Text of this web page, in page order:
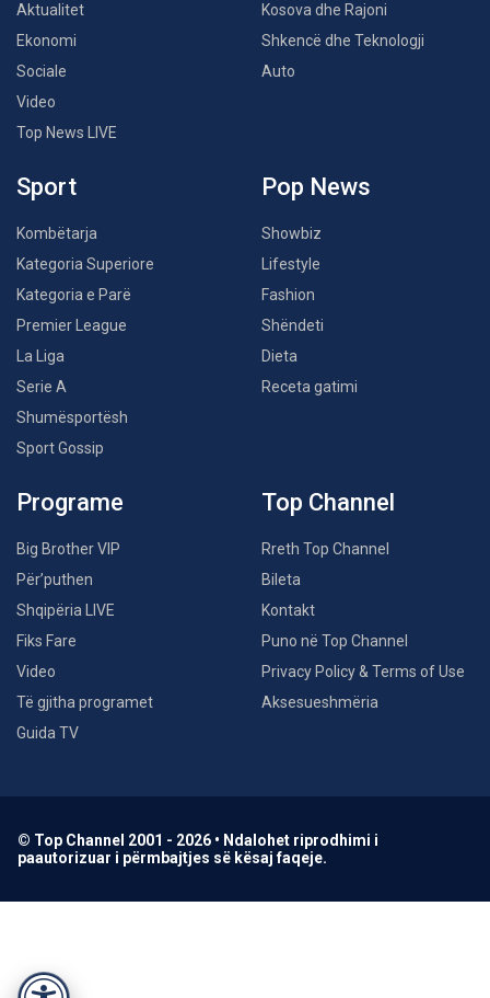
Aktualitet
Ekonomi
Sociale
Video
Top News LIVE
Kosova dhe Rajoni
Shkencë dhe Teknologji
Auto
Sport
Kombëtarja
Kategoria Superiore
Kategoria e Parë
Premier League
La Liga
Serie A
Shumësportësh
Sport Gossip
Pop News
Showbiz
Lifestyle
Fashion
Shëndeti
Dieta
Receta gatimi
Programe
Big Brother VIP
Për’puthen
Shqipëria LIVE
Fiks Fare
Video
Të gjitha programet
Guida TV
Top Channel
Rreth Top Channel
Bileta
Kontakt
Puno në Top Channel
Privacy Policy & Terms of Use
Aksesueshmëria
© Top Channel 2001 - 2026 • Ndalohet riprodhimi i
paautorizuar i përmbajtjes së kësaj faqeje.